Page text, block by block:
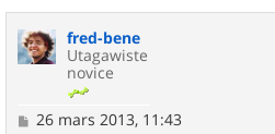
fred-bene
Utagawiste
novice
M
26 mars 2013, 11:43